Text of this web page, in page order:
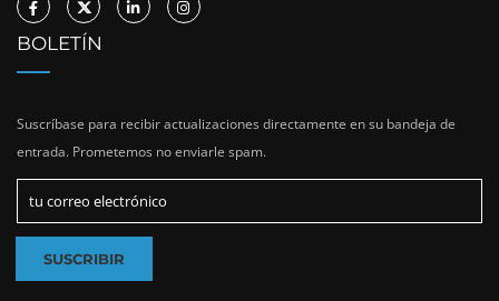
BOLETÍN
Suscríbase para recibir actualizaciones directamente en su bandeja de
entrada. Prometemos no enviarle spam.